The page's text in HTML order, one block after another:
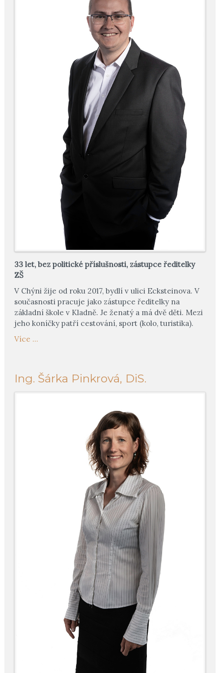
33 let, bez politické příslušnosti, zástupce ředitelky
ZŠ
V Chýni žije od roku 2017, bydlí v ulici Ecksteinova. V
současnosti pracuje jako zástupce ředitelky na
základní škole v Kladně. Je ženatý a má dvě děti. Mezi
jeho koníčky patří cestování, sport (kolo, turistika).
Více ...
Ing. Šárka Pinkrová, DiS.